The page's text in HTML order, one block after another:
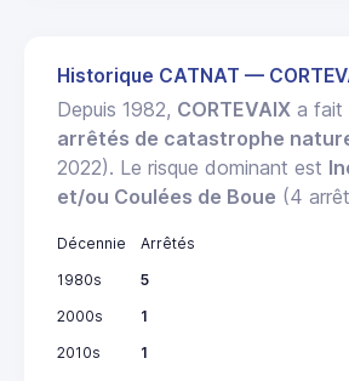
Historique CATNAT —
Depuis 1982, CORTEVAIX a fait
arrêtés de catastrophe
2022). Le risque dominant est
et/ou Coulées de Boue (4
Décennie
Arrêtés
1980s
5
2000s
1
2010s
1